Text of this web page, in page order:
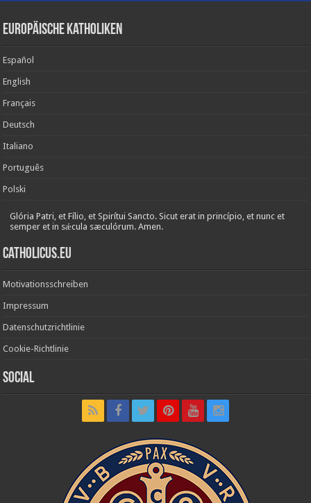
Europäische Katholiken
Español
English
Français
Deutsch
Italiano
Português
Polski
Glória Patri, et Fílio, et Spirítui Sancto. Sicut erat in princípio, et nunc et
semper et in sǽcula sæculórum. Amen.
Catholicus.eu
Motivationsschreiben
Impressum
Datenschutzrichtlinie
Cookie-Richtlinie
Social